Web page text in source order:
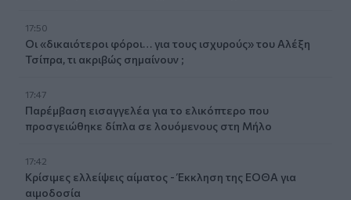
17:50
Οι «δικαιότεροι φόροι… για τους ισχυρούς» του Αλέξη
Τσίπρα, τι ακριβώς σημαίνουν ;
17:47
Παρέμβαση εισαγγελέα για το ελικόπτερο που
προσγειώθηκε δίπλα σε λουόμενους στη Μήλο
17:42
Κρίσιμες ελλείψεις αίματος - Έκκληση της ΕΟΘΑ για
αιμοδοσία